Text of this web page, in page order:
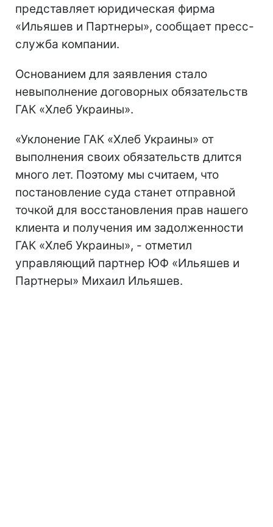
представляет юридическая фирма
«Ильяшев и Партнеры», сообщает пресс-
служба компании.
Основанием для заявления стало
невыполнение договорных обязательств
ГАК «Хлеб Украины».
«Уклонение ГАК «Хлеб Украины» от
выполнения своих обязательств длится
много лет. Поэтому мы считаем, что
постановление суда станет отправной
точкой для восстановления прав нашего
клиента и получения им задолженности
ГАК «Хлеб Украины», - отметил
управляющий партнер ЮФ «Ильяшев и
Партнеры» Михаил Ильяшев.